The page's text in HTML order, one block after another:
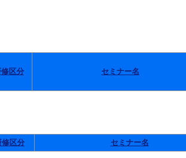
区分 セミナー名
修区分 セミナー名